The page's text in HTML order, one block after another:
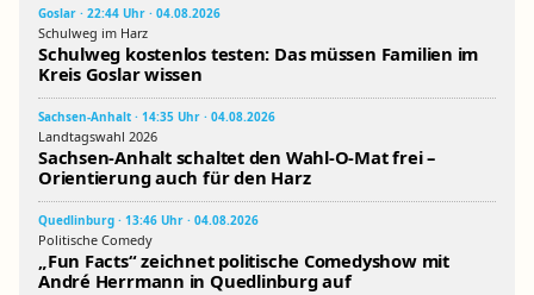
Goslar · 22:44 Uhr · 04.08.2026
Schulweg im Harz
Schulweg kostenlos testen: Das müssen Familien im
Kreis Goslar wissen
Sachsen-Anhalt · 14:35 Uhr · 04.08.2026
Landtagswahl 2026
Sachsen-Anhalt schaltet den Wahl-O-Mat frei –
Orientierung auch für den Harz
Quedlinburg · 13:46 Uhr · 04.08.2026
Politische Comedy
„Fun Facts“ zeichnet politische Comedyshow mit
André Herrmann in Quedlinburg auf